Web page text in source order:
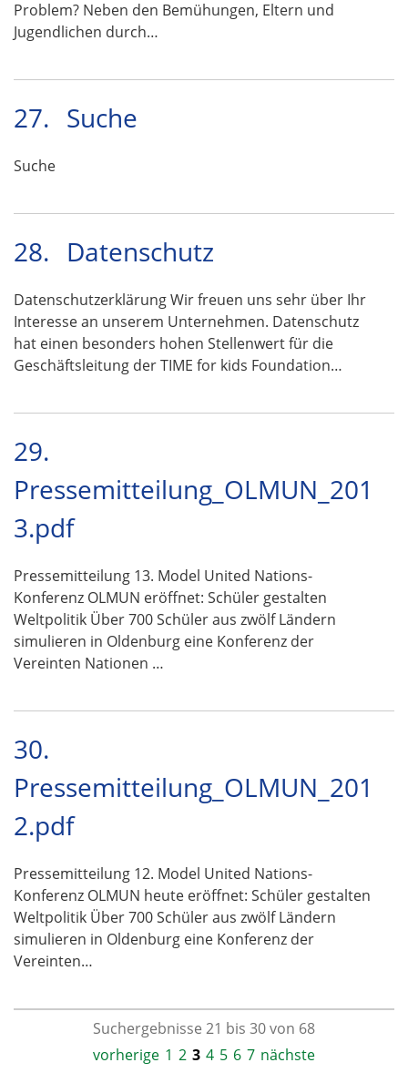
Problem? Neben den Bemühungen, Eltern und
Jugendlichen durch…
27. Suche
Suche
28. Datenschutz
Datenschutzerklärung Wir freuen uns sehr über Ihr
Interesse an unserem Unternehmen. Datenschutz
hat einen besonders hohen Stellenwert für die
Geschäftsleitung der TIME for kids Foundation…
29.
Pressemitteilung_OLMUN_201
3.pdf
Pressemitteilung 13. Model United Nations-
Konferenz OLMUN eröffnet: Schüler gestalten
Weltpolitik Über 700 Schüler aus zwölf Ländern
simulieren in Oldenburg eine Konferenz der
Vereinten Nationen …
30.
Pressemitteilung_OLMUN_201
2.pdf
Pressemitteilung 12. Model United Nations-
Konferenz OLMUN heute eröffnet: Schüler gestalten
Weltpolitik Über 700 Schüler aus zwölf Ländern
simulieren in Oldenburg eine Konferenz der
Vereinten…
Suchergebnisse 21 bis 30 von 68
vorherige 1 2 3 4 5 6 7 nächste